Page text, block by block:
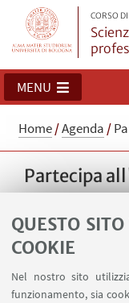
QUESTO
COOKIE
Nel nostro sito
funzionamento, sia
CORSO
MENU
Home/Agenda /
Partecipa
DATA: 08
LUOGO: